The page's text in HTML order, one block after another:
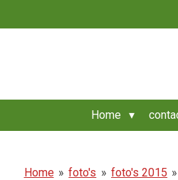
direct
Home
Home » foto's » foto's 2015 »